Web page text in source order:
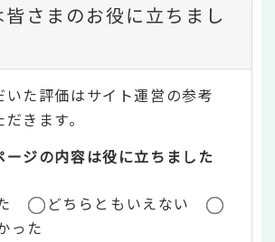
皆さまのお役に立ちまし
いた評価はサイト運営の参考
きます。
ージの内容は役に立ちました
どちらともいえない
った